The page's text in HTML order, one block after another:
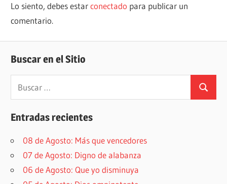
Lo siento, debes estarconectado para publicar un
comentario.
Buscar en el Sitio
Buscar:
Buscar
Entradas recientes
08 de Agosto: Más que vencedores
07 de Agosto: Digno de alabanza
06 de Agosto: Que yo disminuya